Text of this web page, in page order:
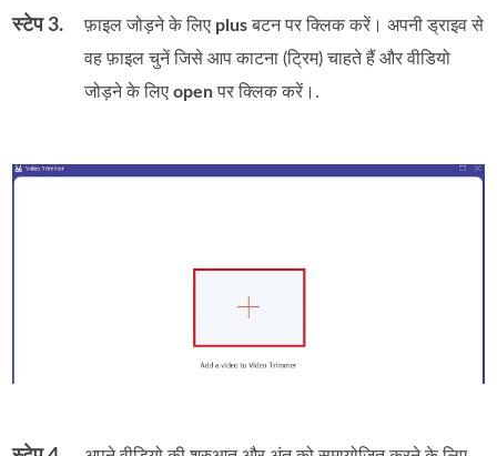
स्टेप 3. फ़ाइल जोड़ने के लिए plusबटन पर क्लिक करें। अपनी ड्राइव से
वह फ़ाइल चुनें जिसे आप काटना (ट्रिम) चाहते हैं और वीडियो
जोड़ने के लिएopenपर क्लिक करें।.